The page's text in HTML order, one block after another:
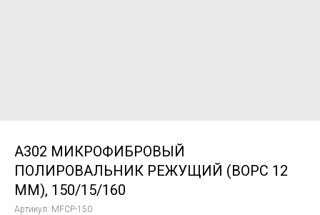
A302 МИКРОФИБРОВЫЙ
ПОЛИРОВАЛЬНИК РЕЖУЩИЙ (ВОРС 12
ММ), 150/15/160
Артикул: MFCP-150